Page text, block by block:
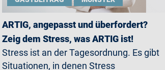
ARTIG, angepasst und überfordert?
Zeig dem Stress, was ARTIG ist!
Stress ist an der Tagesordnung. Es gibt
Situationen, in denen Stress